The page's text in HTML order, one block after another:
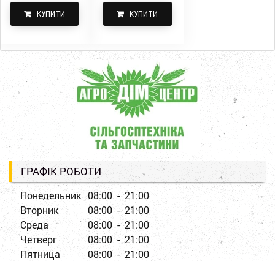
КУПИТИ КУПИТИ
ГРАФІК РОБОТИ
Понедельник 08:00 - 21:00
Вторник
08:00 - 21:00
Среда
08:00 - 21:00
Четверг
08:00 - 21:00
Пятница
08:00 - 21:00